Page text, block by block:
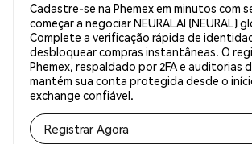
Cadastre-se na Phemex em minutos com
começar a negociar NEURALAI (NEURAL)
Complete a verificação rápida de
desbloquear compras instantâneas. O
Phemex, respaldado por 2FA e auditorias
mantém sua conta protegida desde o
exchange confiável.
Registrar Agora